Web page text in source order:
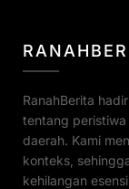
RanahBerita
tentang
daerah. Kami
konteks,
kehilangan